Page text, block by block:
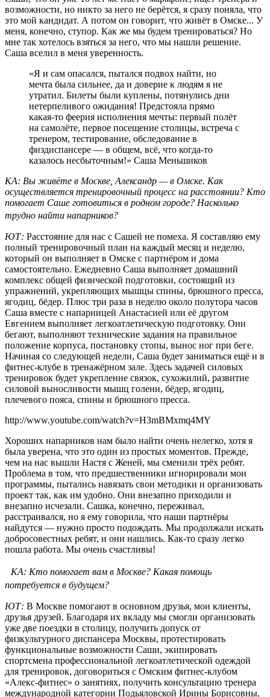
возможности, но никто за него не берётся, я сразу поняла, что
это мой кандидат. А потом он говорит, что живёт в Омске... У
меня, конечно, ступор. Как же мы будем тренироваться? Но
мне так хотелось взяться за него, что мы нашли решение.
Саша вселил в меня уверенность.
«Я и сам опасался, пытался подвох найти, но
мечта была сильнее, да и доверие к людям я не
утратил. Билеты были куплены, потянулись дни
нетерпеливого ожидания! Предстояла прямо
какая-то феерия исполнения мечты: первый полёт
на самолёте, первое посещение столицы, встреча с
тренером, тестирование, обследование в
физдиспансере — в общем, всё, что когда-то
казалось несбыточным!» Саша Меньшиков
КА: Вы живёте в Москве, Александр — в Омске. Как
осуществляется тренировочный процесс на расстоянии? Кто
помогает Саше готовиться в родном городе? Насколько
трудно найти напарников?
ЮТ: Расстояние для нас с Сашей не помеха. Я составляю ему
полный тренировочный план на каждый месяц и неделю,
который он выполняет в Омске с партнёром и дома
самостоятельно. Ежедневно Саша выполняет домашний
комплекс общей физической подготовки, состоящий из
упражнений, укрепляющих мышцы спины, брюшного пресса,
ягодиц, бёдер. Плюс три раза в неделю около полутора часов
Саша вместе с напарницей Анастасией или её другом
Евгением выполняет легкоатлетическую подготовку. Они
бегают, выполняют технические задания на правильное
положение корпуса, постановку стопы, вынос ног при беге.
Начиная со следующей недели, Саша будет заниматься ещё и в
фитнес-клубе в тренажёрном зале. Здесь задачей силовых
тренировок будет укрепление связок, сухожилий, развитие
силовой выносливости мышц голени, бёдер, ягодиц,
плечевого пояса, спины и брюшного пресса.
http://www.youtube.com/watch?v=H3mBMxmq4MY
Хороших напарников нам было найти очень нелегко, хотя я
была уверена, что это один из простых моментов. Прежде,
чем на нас вышли Настя с Женей, мы сменили трёх ребят.
Проблема в том, что предшественники игнорировали мои
программы, пытались навязать свои методики и организовать
проект так, как им удобно. Они внезапно приходили и
внезапно исчезали. Сашка, конечно, переживал,
расстраивался, но я ему говорила, что наши партнёры
найдутся — нужно просто подождать. Мы продолжали искать
добросовестных ребят, и они нашлись. Как-то сразу легко
пошла работа. Мы очень счастливы!
КА: Кто помогает вам в Москве? Какая помощь
потребуется в будущем?
ЮТ: В Москве помогают в основном друзья, мои клиенты,
друзья друзей. Благодаря их вкладу мы смогли организовать
уже две поездки в столицу, получить допуск от
физкультурного диспансера Москвы, протестировать
функциональные возможности Саши, экипировать
спортсмена профессиональной легкоатлетической одеждой
для тренировок, договориться с Омским фитнес-клубом
«Алекс-фитнес» о занятиях, получить консультацию тренера
международной категории Подьяловской Ирины Борисовны,